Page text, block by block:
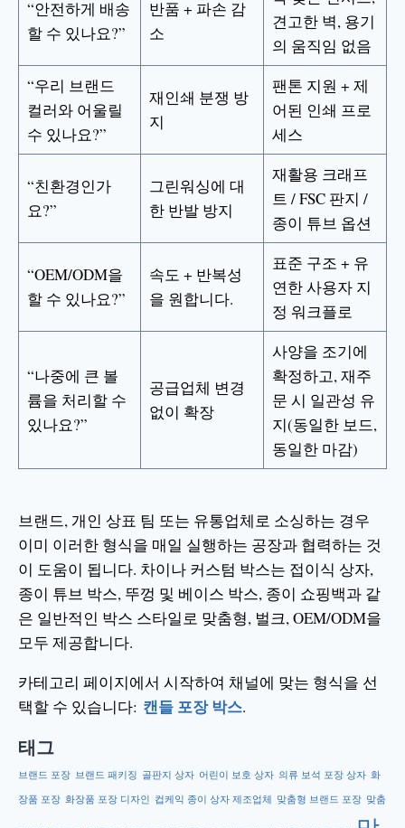
“안전하게 배송
할 수 있나요?”
반품 + 파손 감
소
견고한 벽, 용기
의 움직임 없음
“우리 브랜드
컬러와 어울릴
수 있나요?”
재인쇄 분쟁 방
지
팬톤 지원 + 제
어된 인쇄 프로
세스
“친환경인가
요?”
그린워싱에 대
한 반발 방지
재활용 크래프
트 / FSC 판지 /
종이 튜브 옵션
“OEM/ODM을
할 수 있나요?”
속도 + 반복성
을 원합니다.
표준 구조 + 유
연한 사용자 지
정 워크플로
“나중에 큰 볼
륨을 처리할 수
있나요?”
공급업체 변경
없이 확장
사양을 조기에
확정하고, 재주
문 시 일관성 유
지(동일한 보드,
동일한 마감)
브랜드, 개인 상표 팀 또는 유통업체로 소싱하는 경우
이미 이러한 형식을 매일 실행하는 공장과 협력하는 것
이 도움이 됩니다. 차이나 커스텀 박스는 접이식 상자,
종이 튜브 박스, 뚜껑 및 베이스 박스, 종이 쇼핑백과 같
은 일반적인 박스 스타일로 맞춤형, 벌크, OEM/ODM을
모두 제공합니다.
카테고리 페이지에서 시작하여 채널에 맞는 형식을 선
택할 수 있습니다: 캔들 포장 박스.
태그
브랜드 포장 브랜드 패키징 골판지 상자 어린이 보호 상자 의류 보석 포장 상자 화
장품 포장 화장품 포장 디자인 컵케익 종이 상자 제조업체 맞춤형 브랜드 포장 맞춤